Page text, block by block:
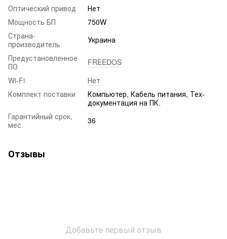
Оптический привод
Нет
Мощность БП
750W
Страна-
производитель
Украина
Предустановленное
ПО
FREEDOS
Wi-Fi
Нет
Комплект поставки
Компьютер, Кабель питания, Тех-
документация на ПК.
Гарантийный срок,
мес.
36
Отзывы
Добавьте первый отзыв